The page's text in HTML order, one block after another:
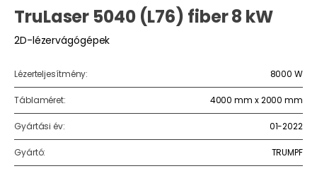
TruLaser 5040 (L76) fiber 8 kW
2D-lézervágógépek
Lézerteljesítmény: 8000 W
Táblaméret: 4000 mm x 2000 mm
Gyártási év: 01-2022
Gyártó: TRUMPF